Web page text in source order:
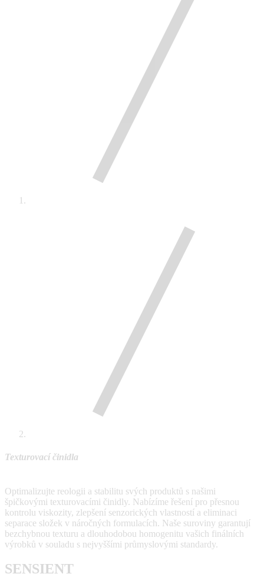
Texturovací činidla
Optimalizujte reologii a stabilitu svých produktů s našimi
špičkovými texturovacími činidly. Nabízíme řešení pro přesnou
kontrolu viskozity, zlepšení senzorických vlastností a eliminaci
separace složek v náročných formulacích. Naše suroviny garantují
bezchybnou texturu a dlouhodobou homogenitu vašich finálních
výrobků v souladu s nejvyššími průmyslovými standardy.
SENSIENT